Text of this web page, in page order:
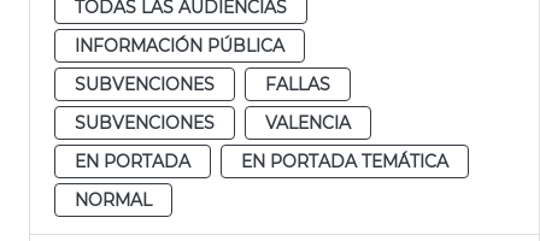
TODAS LAS AUDIENCIAS
INFORMACIÓN PÚBLICA
SUBVENCIONES
FALLAS
SUBVENCIONES
VALENCIA
EN PORTADA
EN PORTADA TEMÁTICA
NORMAL